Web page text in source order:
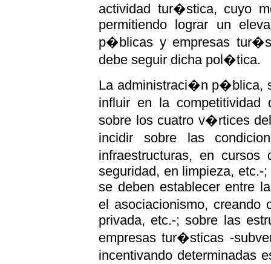
actividad tur�stica, cuyo
permitiendo lograr un
p�blicas y empresas
debe seguir dicha pol�tica.
La administraci�n p�blica,
influir en la
sobre los cuatro v�rtices
incidir sobre las
infraestructuras, en
seguridad, en limpieza, etc.-
se deben establecer entre
el asociacionismo,
privada, etc.-; sobre las
empresas tur�sticas -
incentivando determinadas